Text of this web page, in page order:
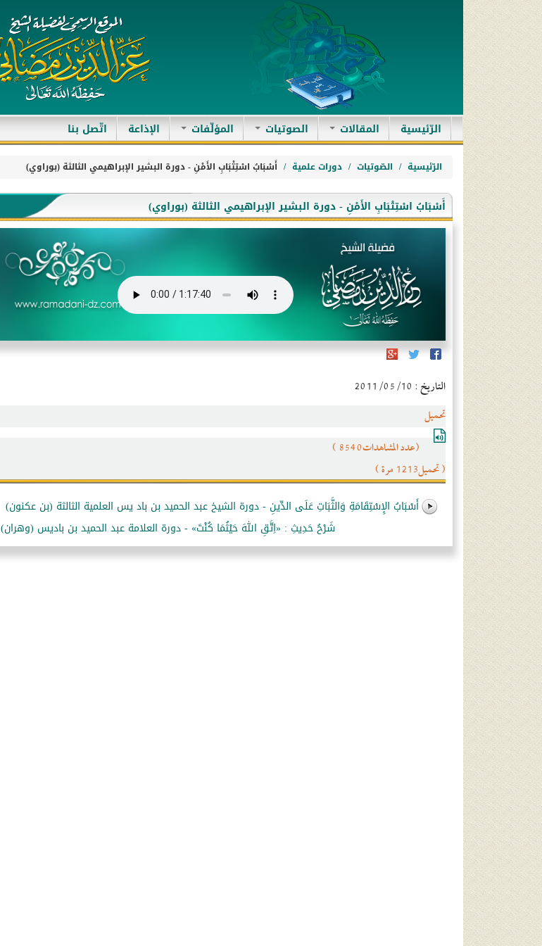
الرّئيسية(current) المقالات الصوتيات المؤلّفات الإذاعة اتّصل بنا
الرّئيسية الصّوتيات دورات علمية أَسْبَابُ اسْتِتْبَابِ الأَمْنِ - دورة البشير الإبراهيمي الثالثة (بوراوي)
أَسْبَابُ اسْتِتْبَابِ الأَمْنِ - دورة البشير الإبراهيمي الثالثة (بوراوي)
التاريخ : 2011/05/10
تحميل
(عدد المشاهدات8540 )
( تحميل1213 مرة )
أَسْبَابُ الإِسْتِقَامَةِ وَالثَّبَاتِ عَلَى الدِّينِ - دورة الشيخ عبد الحميد بن باد يس العلمية الثالثة (بن عكنون)
شَرْحُ حَدِيثِ : «اِتَّقِ اللهَ حَيْثُمَا كُنْتَ» - دورة العلامة عبد الحميد بن باديس (وهران)